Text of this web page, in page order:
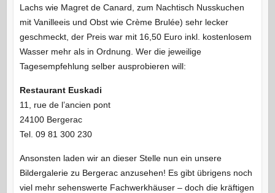
Lachs wie Magret de Canard, zum Nachtisch Nusskuchen
mit Vanilleeis und Obst wie Crème Brulée) sehr lecker
geschmeckt, der Preis war mit 16,50 Euro inkl. kostenlosem
Wasser mehr als in Ordnung. Wer die jeweilige
Tagesempfehlung selber ausprobieren will:
Restaurant Euskadi
11, rue de l’ancien pont
24100 Bergerac
Tel. 09 81 300 230
Ansonsten laden wir an dieser Stelle nun ein unsere
Bildergalerie zu Bergerac anzusehen! Es gibt übrigens noch
viel mehr sehenswerte Fachwerkhäuser – doch die kräftigen